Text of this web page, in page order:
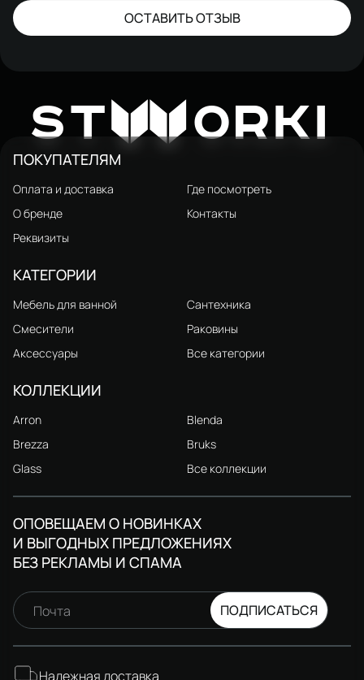
ОСТАВИТЬ ОТЗЫВ
STW ORKI
ПОКУПАТЕЛЯМ
Оплата и доставка
Где посмотреть
О бренде
Контакты
Реквизиты
КАТЕГОРИИ
Мебель для ванной
Сантехника
Смесители
Раковины
Аксессуары
Все категории
КОЛЛЕКЦИИ
Arron
Blenda
Brezza
Bruks
Glass
Все коллекции
ОПОВЕЩАЕМ О НОВИНКАХ
И ВЫГОДНЫХ ПРЕДЛОЖЕНИЯХ
БЕЗ РЕКЛАМЫ И СПАМА
Почта ПОДПИСАТЬСЯ
Надежная доставка